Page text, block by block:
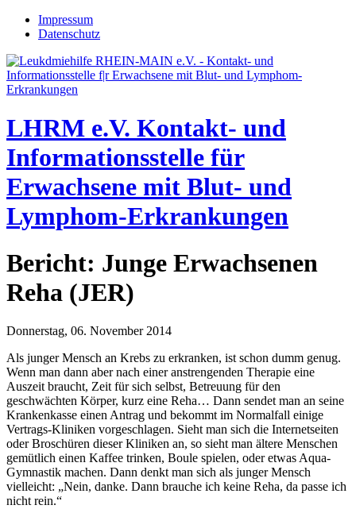
Jump to navigation
Impressum
Datenschutz
LHRM e.V. Kontakt- und
Informationsstelle für
Erwachsene mit Blut- und
Lymphom-Erkrankungen
Bericht: Junge Erwachsenen
Reha (JER)
Donnerstag, 06. November 2014
Als junger Mensch an Krebs zu erkranken, ist schon dumm genug.
Wenn man dann aber nach einer anstrengenden Therapie eine
Auszeit braucht, Zeit für sich selbst, Betreuung für den
geschwächten Körper, kurz eine Reha… Dann sendet man an seine
Krankenkasse einen Antrag und bekommt im Normalfall einige
Vertrags-Kliniken vorgeschlagen. Sieht man sich die Internetseiten
oder Broschüren dieser Kliniken an, so sieht man ältere Menschen
gemütlich einen Kaffee trinken, Boule spielen, oder etwas Aqua-
Gymnastik machen. Dann denkt man sich als junger Mensch
vielleicht: „Nein, danke. Dann brauche ich keine Reha, da passe ich
nicht rein.“